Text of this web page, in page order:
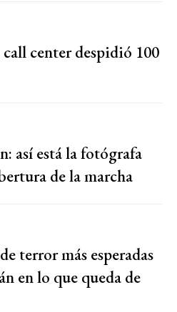
center despidió 100
así está la fotógrafa
de la marcha
terror más esperadas
en lo que queda de